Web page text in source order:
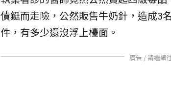
債鋌而走險，公然販售牛奶針，造成3
件，有多少還沒浮上檯面。
廣告 / 請繼續